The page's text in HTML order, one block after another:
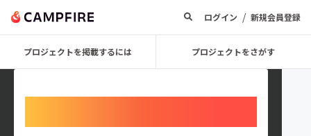
ログイン / 新規会員登録
プロジェクトを掲載するには プロジェクトをさがす